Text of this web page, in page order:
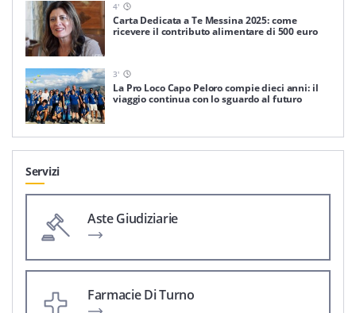
4'
Carta Dedicata a Te Messina 2025: come
ricevere il contributo alimentare di 500 euro
3'
La Pro Loco Capo Peloro compie dieci anni: il
viaggio continua con lo sguardo al futuro
Servizi
Aste Giudiziarie
Farmacie Di Turno